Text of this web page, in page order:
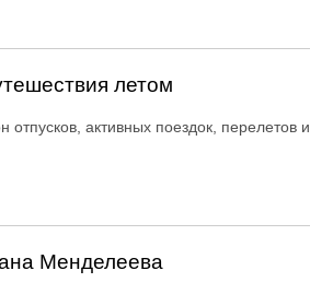
летом
отпусков, активных поездок, перелетов и
Менделеева